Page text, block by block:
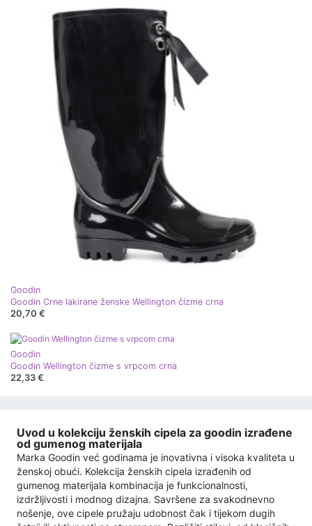
Goodin
Goodin Crne lakirane ženske Wellington čizme crna
20,70 €
Goodin
Goodin Wellington čizme s vrpcom crna
22,33 €
Uvod u kolekciju ženskih cipela za goodin izrađene
od gumenog materijala
Marka Goodin već godinama je inovativna i visoka kvaliteta u
ženskoj obući. Kolekcija ženskih cipela izrađenih od
gumenog materijala kombinacija je funkcionalnosti,
izdržljivosti i modnog dizajna. Savršene za svakodnevno
nošenje, ove cipele pružaju udobnost čak i tijekom dugih